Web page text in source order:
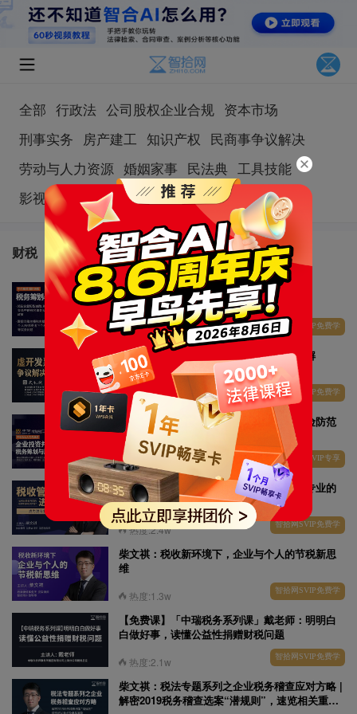
全部 行政法 公司股权企业合规 资本市场
刑事实务 房产建工 知识产权 民商事争议解决
劳动与人力资源 婚姻家事 民法典 工具技能
影视娱乐
国际贸易 财税
财税
胡颖绮：税务筹划与风险防控实务指引
热度:1.7w 智拾网SVIP免费学
武礼斌：虚开发票类案件争议解决实务详解
热度:8533 智拾网SVIP免费学
胡颖绮：企业投资并购中的税务筹划与风险防范
热度:1w 智拾网SVIP专享
柴文祺：税收管理进阶三部曲——成为更专业的
税务律师
热度:2.4w 智拾网SVIP免费学
柴文祺：税收新环境下，企业与个人的节税新思
维
热度:1.3w 智拾网SVIP免费学
【免费课】「中瑞税务系列课」戴老师：明明白
白做好事，读懂公益性捐赠财税问题
热度:2.1w 智拾网SVIP免费学
柴文祺：税法专题系列之企业税务稽查应对方略 |
解密2019税务稽查选案“潜规则”，速览相关重点